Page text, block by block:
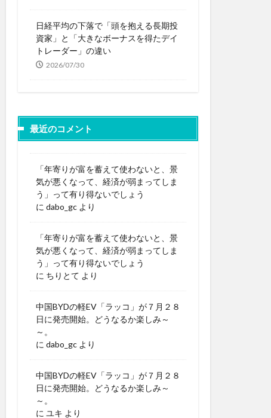
日経平均の下落で「頭を抱える長期投
資家」と「大きなボーナスを得たデイ
トレーダー」の違い
2026/07/30
最近のコメント
「年寄りが富を蓄えて使わないと、景
気が悪くなって、経済が弱まってしま
う」って有り得ないでしょう
に dabo_gc より
「年寄りが富を蓄えて使わないと、景
気が悪くなって、経済が弱まってしま
う」って有り得ないでしょう
に ちりとて より
中国BYDの軽EV「ラッコ」が７月２８
日に発売開始。どうなるか楽しみ～
～。
に dabo_gc より
中国BYDの軽EV「ラッコ」が７月２８
日に発売開始。どうなるか楽しみ～
～。
に ユキ より